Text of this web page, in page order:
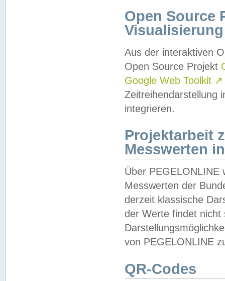
Open Source
Visualisierung
Aus der interaktiven
Open Source Projekt
Google Web Toolkit ↗
Zeitreihendarstellung
integrieren.
Projektarbeit
Messwerten
Über PEGELONLINE
Messwerten der
derzeit klassische
der Werte findet
von PEGELONLINE
QR-Codes